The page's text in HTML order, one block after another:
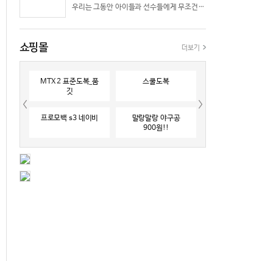
우리는 그동안 아이들과 선수들에게 무조건 “빨리 반응하라”고 다그치기만 했던 것은 아닐까? 진정한 탁월함은 단순히 근육의 수축 속도가 빠른 데서 오지 않는다. 복잡하고 긴박한 1대 1 격투 상황 속에서 ‘언제 멈추고, 언제 폭발할 것인가’를 통제하는 타이밍 조절 능력과 상황 인식(Situational Awareness)에서 온다.
쇼핑몰 더보기
MTX 2 표준도복_품
깃
스쿨도복
프로모백 s3 네이비
말랑말랑 야구공
900원!!